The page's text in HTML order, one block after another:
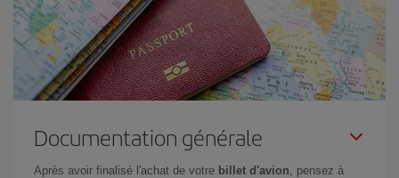
Documentation générale
Après avoir finalisé l'achat de votre billet d'avion , pensez à